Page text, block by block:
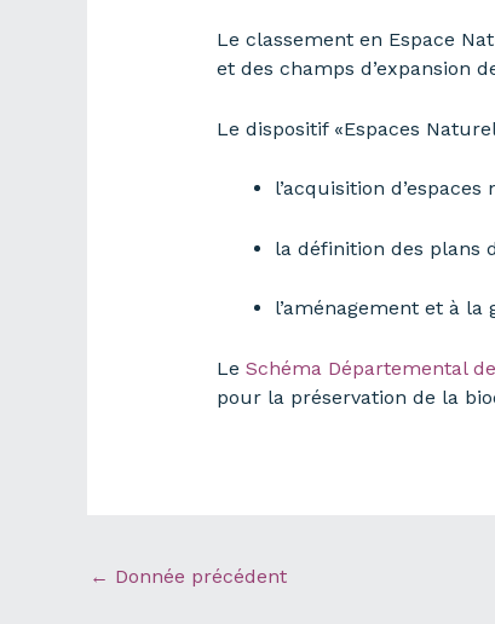
Le classement en Espace
et des champs d’expansion
Le dispositif «Espaces
l’acquisition
la définition des plans
l’aménagement et à la
Le Schéma Départemental
pour la préservation de la
← Donnée précédent